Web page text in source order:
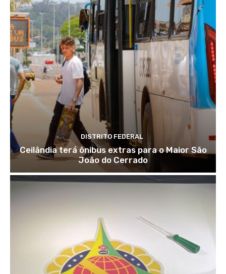
DISTRITO FEDERAL
Ceilândia terá ônibus extras para o Maior São
João do Cerrado